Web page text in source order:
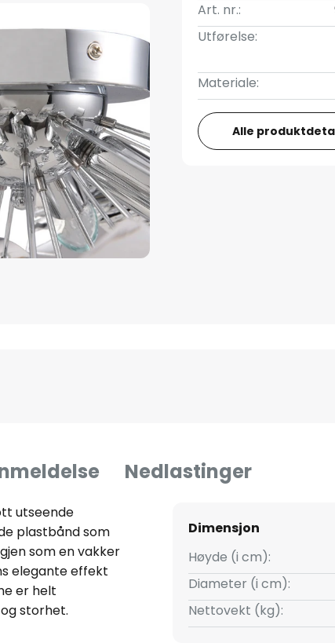
Art. nr.:
Utførelse:
Materiale:
Alle
Nedlastinger
utseende
plastbånd som
som en vakker
elegante effekt
er helt
storhet.
pærer, er
Dimensjon
Høyde (i cm):
Diameter (i cm):
Nettovekt (kg):